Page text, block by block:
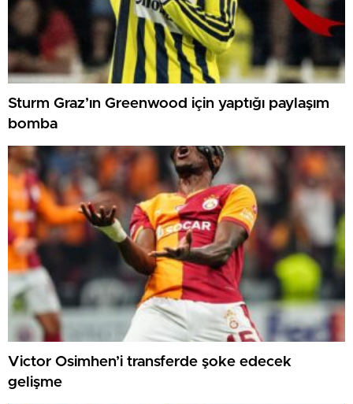
Sturm Graz’ın Greenwood için yaptığı paylaşım
bomba
Victor Osimhen’i transferde şoke edecek
gelişme